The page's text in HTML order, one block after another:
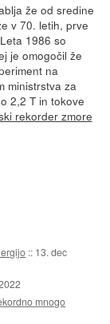
že od sredine
v 70. letih, prve
1986 so
je omogočil že
na
ministrstva za
2,2 T in tokove
rekorder zmore
:: 13. dec
mnogo